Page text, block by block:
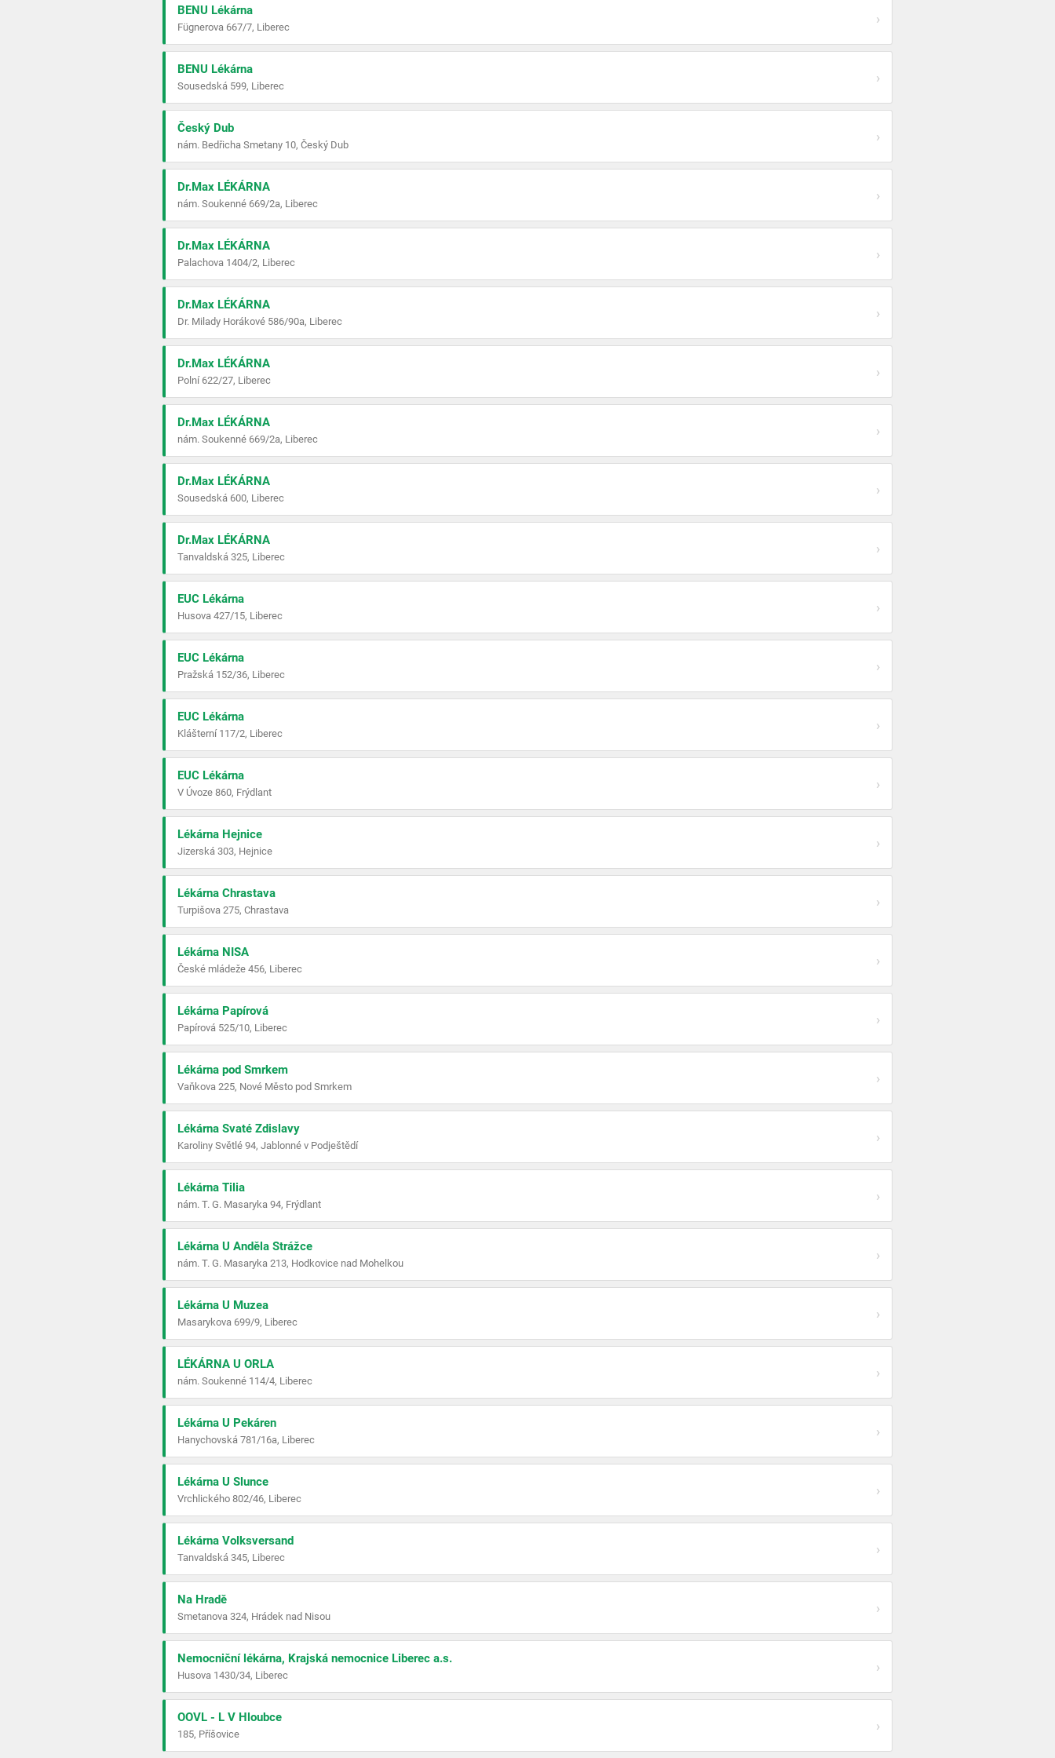
BENU Lékárna
Fügnerova 667/7, Liberec
›
BENU Lékárna
Sousedská 599, Liberec
›
Český Dub
nám. Bedřicha Smetany 10, Český Dub
›
Dr.Max LÉKÁRNA
nám. Soukenné 669/2a, Liberec
›
Dr.Max LÉKÁRNA
Palachova 1404/2, Liberec
›
Dr.Max LÉKÁRNA
Dr. Milady Horákové 586/90a, Liberec
›
Dr.Max LÉKÁRNA
Polní 622/27, Liberec
›
Dr.Max LÉKÁRNA
nám. Soukenné 669/2a, Liberec
›
Dr.Max LÉKÁRNA
Sousedská 600, Liberec
›
Dr.Max LÉKÁRNA
Tanvaldská 325, Liberec
›
EUC Lékárna
Husova 427/15, Liberec
›
EUC Lékárna
Pražská 152/36, Liberec
›
EUC Lékárna
Klášterní 117/2, Liberec
›
EUC Lékárna
V Úvoze 860, Frýdlant
›
Lékárna Hejnice
Jizerská 303, Hejnice
›
Lékárna Chrastava
Turpišova 275, Chrastava
›
Lékárna NISA
České mládeže 456, Liberec
›
Lékárna Papírová
Papírová 525/10, Liberec
›
Lékárna pod Smrkem
Vaňkova 225, Nové Město pod Smrkem
›
Lékárna Svaté Zdislavy
Karoliny Světlé 94, Jablonné v Podještědí
›
Lékárna Tilia
nám. T. G. Masaryka 94, Frýdlant
›
Lékárna U Anděla Strážce
nám. T. G. Masaryka 213, Hodkovice nad Mohelkou
›
Lékárna U Muzea
Masarykova 699/9, Liberec
›
LÉKÁRNA U ORLA
nám. Soukenné 114/4, Liberec
›
Lékárna U Pekáren
Hanychovská 781/16a, Liberec
›
Lékárna U Slunce
Vrchlického 802/46, Liberec
›
Lékárna Volksversand
Tanvaldská 345, Liberec
›
Na Hradě
Smetanova 324, Hrádek nad Nisou
›
Nemocniční lékárna, Krajská nemocnice Liberec a.s.
Husova 1430/34, Liberec
›
OOVL - L V Hloubce
185, Příšovice
›